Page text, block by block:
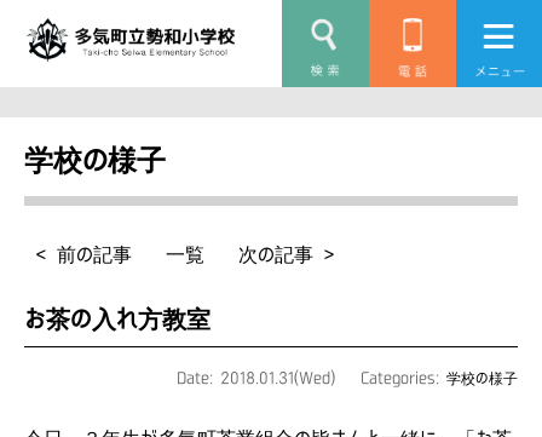
学校の様子
< 前の記事 一覧 次の記事 >
お茶の入れ方教室
Date: 2018.01.31(Wed) Categories: 学校の様子